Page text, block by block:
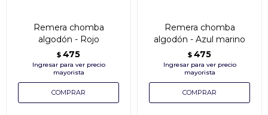
Remera chomba
algodón - Rojo
$ 475
Remera chomba
algodón - Azul marino
$ 475